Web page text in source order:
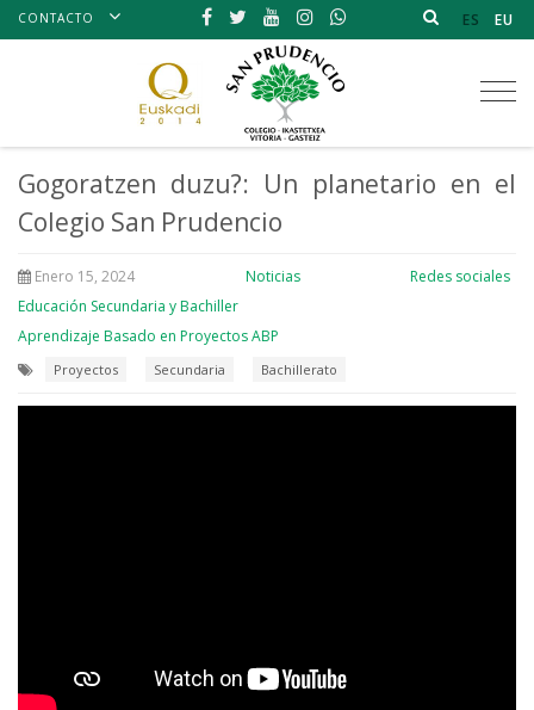
CONTACTO ES EU
Gogoratzen duzu?: Un planetario en el
Colegio San Prudencio
Enero 15, 2024 Noticias
Redes sociales
Educación Secundaria y Bachiller
Aprendizaje Basado en Proyectos ABP
Proyectos Secundaria Bachillerato